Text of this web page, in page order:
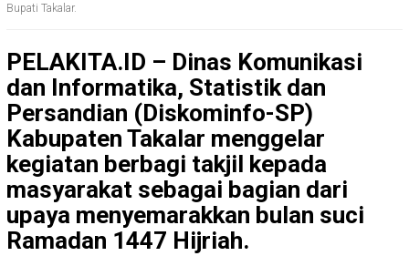
Bupati Takalar.
PELAKITA.ID – Dinas Komunikasi
dan Informatika, Statistik dan
Persandian (Diskominfo-SP)
Kabupaten Takalar menggelar
kegiatan berbagi takjil kepada
masyarakat sebagai bagian dari
upaya menyemarakkan bulan suci
Ramadan 1447 Hijriah.